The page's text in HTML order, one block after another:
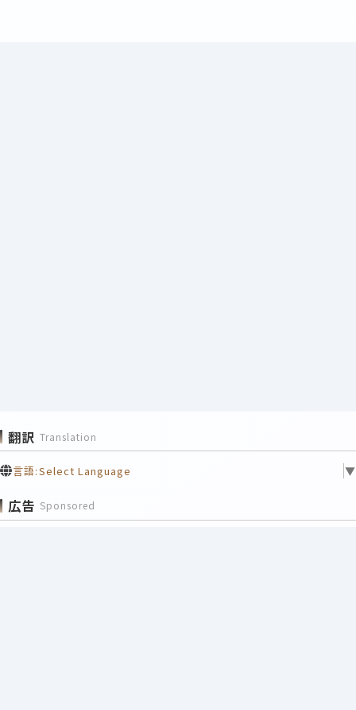
翻訳 Translation
言語:Select Language ▼
広告 Sponsored